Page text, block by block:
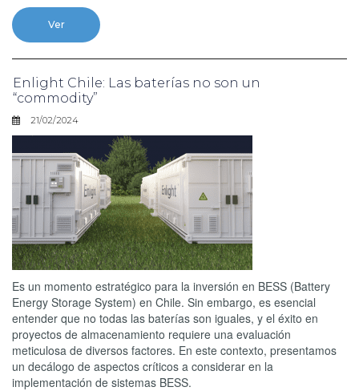
Ver
Enlight Chile: Las baterías no son un
“commodity”
21/02/2024
Es un momento estratégico para la inversión en BESS (Battery
Energy Storage System) en Chile. Sin embargo, es esencial
entender que no todas las baterías son iguales, y el éxito en
proyectos de almacenamiento requiere una evaluación
meticulosa de diversos factores. En este contexto, presentamos
un decálogo de aspectos críticos a considerar en la
implementación de sistemas BESS.